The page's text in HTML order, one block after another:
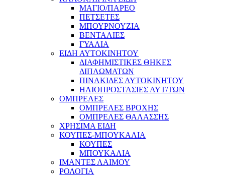
ΜΑΓΙΟ/ΠΑΡΕΟ
ΠΕΤΣΕΤΕΣ
ΜΠΟΥΡΝΟΥΖΙΑ
ΒΕΝΤΑΛΙΕΣ
ΓΥΑΛΙΑ
ΕΙΔΗ ΑΥΤΟΚΙΝΗΤΟΥ
ΔΙΑΦΗΜΙΣΤΙΚΕΣ ΘΗΚΕΣ
ΔΙΠΛΩΜΑΤΩΝ
ΠΙΝΑΚΙΔΕΣ ΑΥΤΟΚΙΝΗΤΟΥ
ΗΛΙΟΠΡΟΣΤΑΣΙΕΣ ΑΥΤ/ΤΩΝ
ΟΜΠΡΕΛΕΣ
ΟΜΠΡΕΛΕΣ ΒΡΟΧΗΣ
ΟΜΠΡΕΛΕΣ ΘΑΛΑΣΣΗΣ
ΧΡΗΣΙΜΑ ΕΙΔΗ
ΚΟΥΠΕΣ-ΜΠΟΥΚΑΛΙΑ
ΚΟΥΠΕΣ
ΜΠΟΥΚΑΛΙΑ
ΙΜΑΝΤΕΣ ΛΑΙΜΟΥ
ΡΟΛΟΓΙΑ